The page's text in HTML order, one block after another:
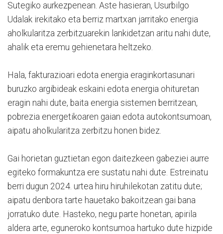
Sutegiko aurkezpenean. Aste hasieran, Usurbilgo
Udalak irekitako eta berriz martxan jarritako energia
aholkularitza zerbitzuarekin lankidetzan aritu nahi dute,
ahalik eta eremu gehienetara heltzeko.
Hala, fakturazioari edota energia eraginkortasunari
buruzko argibideak eskaini edota energia ohituretan
eragin nahi dute, baita energia sistemen berritzean,
pobrezia energetikoaren gaian edota autokontsumoan,
aipatu aholkularitza zerbitzu honen bidez.
Gai horietan guztietan egon daitezkeen gabeziei aurre
egiteko formakuntza ere sustatu nahi dute. Estreinatu
berri dugun 2024. urtea hiru hiruhilekotan zatitu dute;
aipatu denbora tarte hauetako bakoitzean gai bana
jorratuko dute. Hasteko, negu parte honetan, apirila
aldera arte, eguneroko kontsumoa hartuko dute hizpide